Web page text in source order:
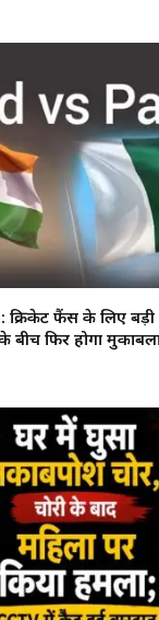
फैंस के लिए
बीच फिर होगा